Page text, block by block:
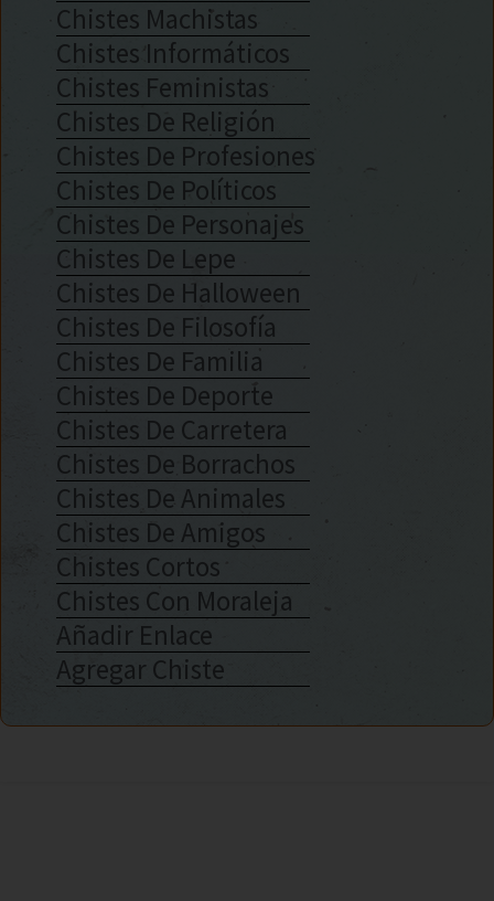
Chistes Machistas
Chistes Informáticos
Chistes Feministas
Chistes De Religión
Chistes De Profesiones
Chistes De Políticos
Chistes De Personajes
Chistes De Lepe
Chistes De Halloween
Chistes De Filosofía
Chistes De Familia
Chistes De Deporte
Chistes De Carretera
Chistes De Borrachos
Chistes De Animales
Chistes De Amigos
Chistes Cortos
Chistes Con Moraleja
Añadir Enlace
Agregar Chiste